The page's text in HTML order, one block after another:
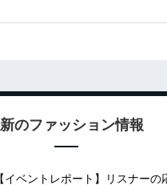
のファッション情報
【イベントレポート】リスナーの